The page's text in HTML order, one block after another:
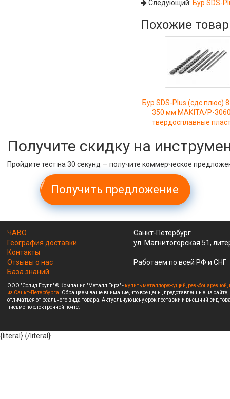
Следующий: Бур SDS-
Похожие
Бур SDS-Plus (сдс плюс)
350 мм МАКIТА/P-
твердосплавные
Получите скидку на
Пройдите тест на 30 секунд — получите коммерческое
Получить предложение
ЧАВО
География доставки
Контакты
Отзывы о нас
База знаний
Санкт-Петербург
ул. Магнитогорская 51,
Работаем по всей РФ и СНГ
ООО "Солид Групп" © Компания "Металл Гирз" - купить металлорежущий,
из Санкт-Петербурга. Обращаем ваше внимание, что все цены, представленные на
отличаться от реального вида товара. Актуальную цену,срок поставки и внешний вид
письме по электронной почте.
{literal}{/literal}